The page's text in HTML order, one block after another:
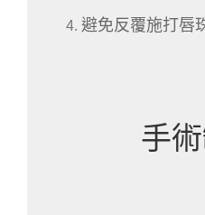
避免反覆施打唇
手